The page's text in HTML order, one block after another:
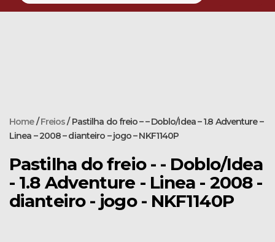
Home/Freios/ Pastilha do freio – – Doblo/Idea – 1.8 Adventure –
Linea – 2008 – dianteiro – jogo – NKF1140P
Pastilha do freio - - Doblo/Idea
- 1.8 Adventure - Linea - 2008 -
dianteiro - jogo - NKF1140P